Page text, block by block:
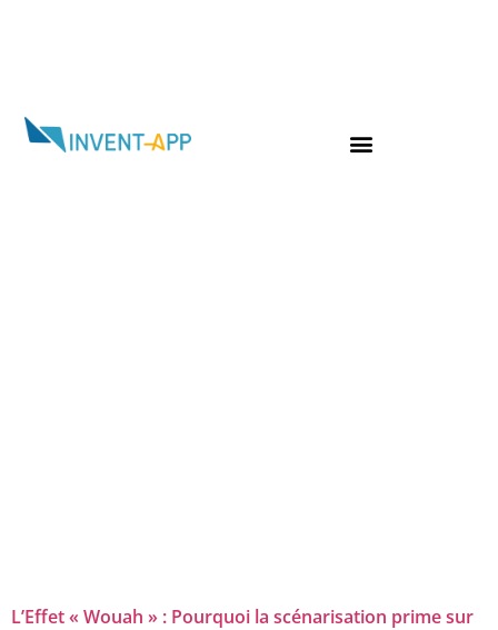
L’Effet « Wouah » : Pourquoi la scénarisation prime sur